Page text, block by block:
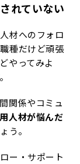
れていない
材へのフォロ
種だけど頑張
やってみよ
関係やコミュ
人材が悩んだ
う。
ー・サポート